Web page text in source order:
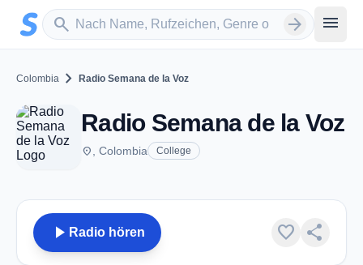
Zum Hauptinhalt springen
search
Sender suchen arrow_forward menu
Colombia chevron_right Radio Semana de la Voz
Radio Semana de la Voz
place , Colombia College
play_arrow Radio hören favorite share